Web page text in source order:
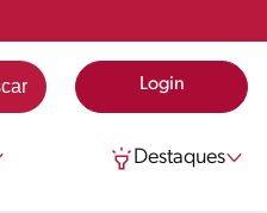
Login
Destaques